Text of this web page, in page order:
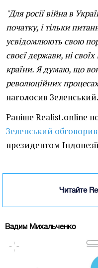
"Для росії війна в
початку, і тільки
усвідомлюють свою
своєї держави, ні
країни. Я думаю, що
революційних
наголосив Зеленський.
Раніше Realist.online
Зеленський обговорив
президентом
Читайте
Вадим Михальченко